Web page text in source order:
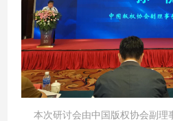
本次研讨会由中国版权协会副理